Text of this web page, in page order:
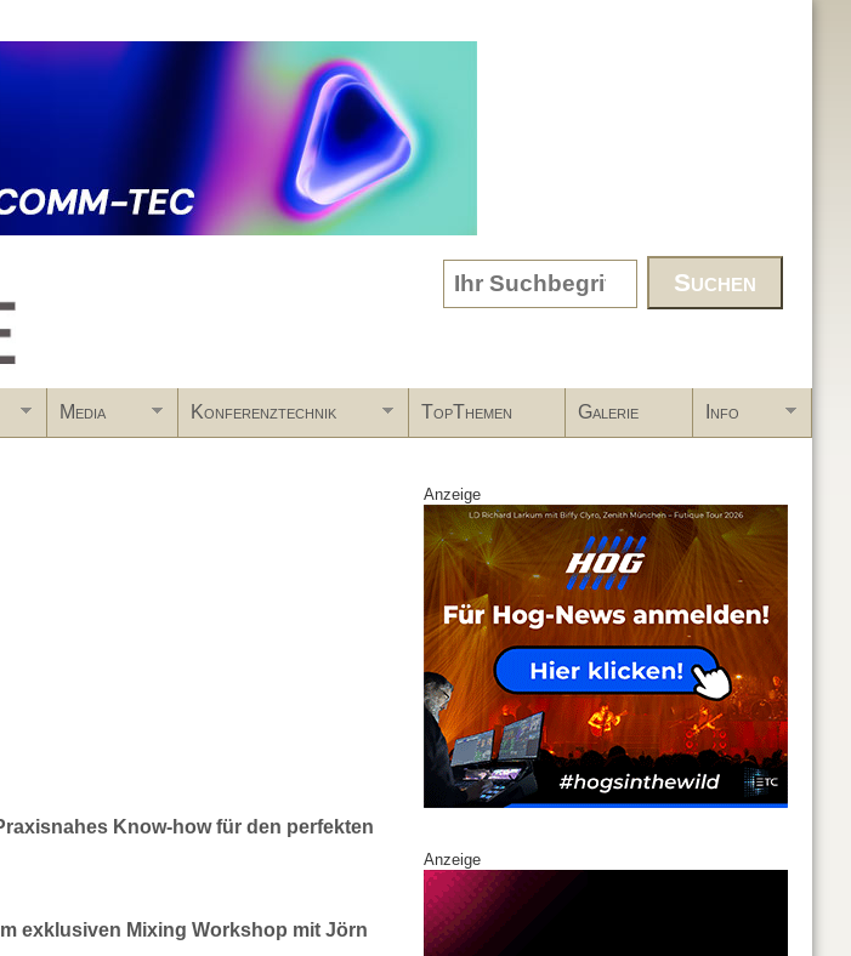
Search form
Media Konferenztechnik TopThemen Galerie Info
Know-how für den perfekten
exklusiven Mixing Workshop mit Jörn
Anzeige
Anzeige